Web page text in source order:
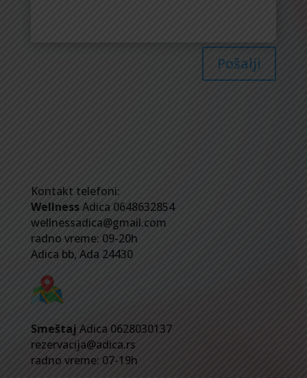
Pošalji
Kontakt telefoni:
WellnessAdica 0648632854
wellnessadica@gmail.com
radno vreme: 09-20h
Adica bb, Ada 24430
Smeštaj Adica 0628030137
rezervacija@adica.rs
radno vreme: 07-19h